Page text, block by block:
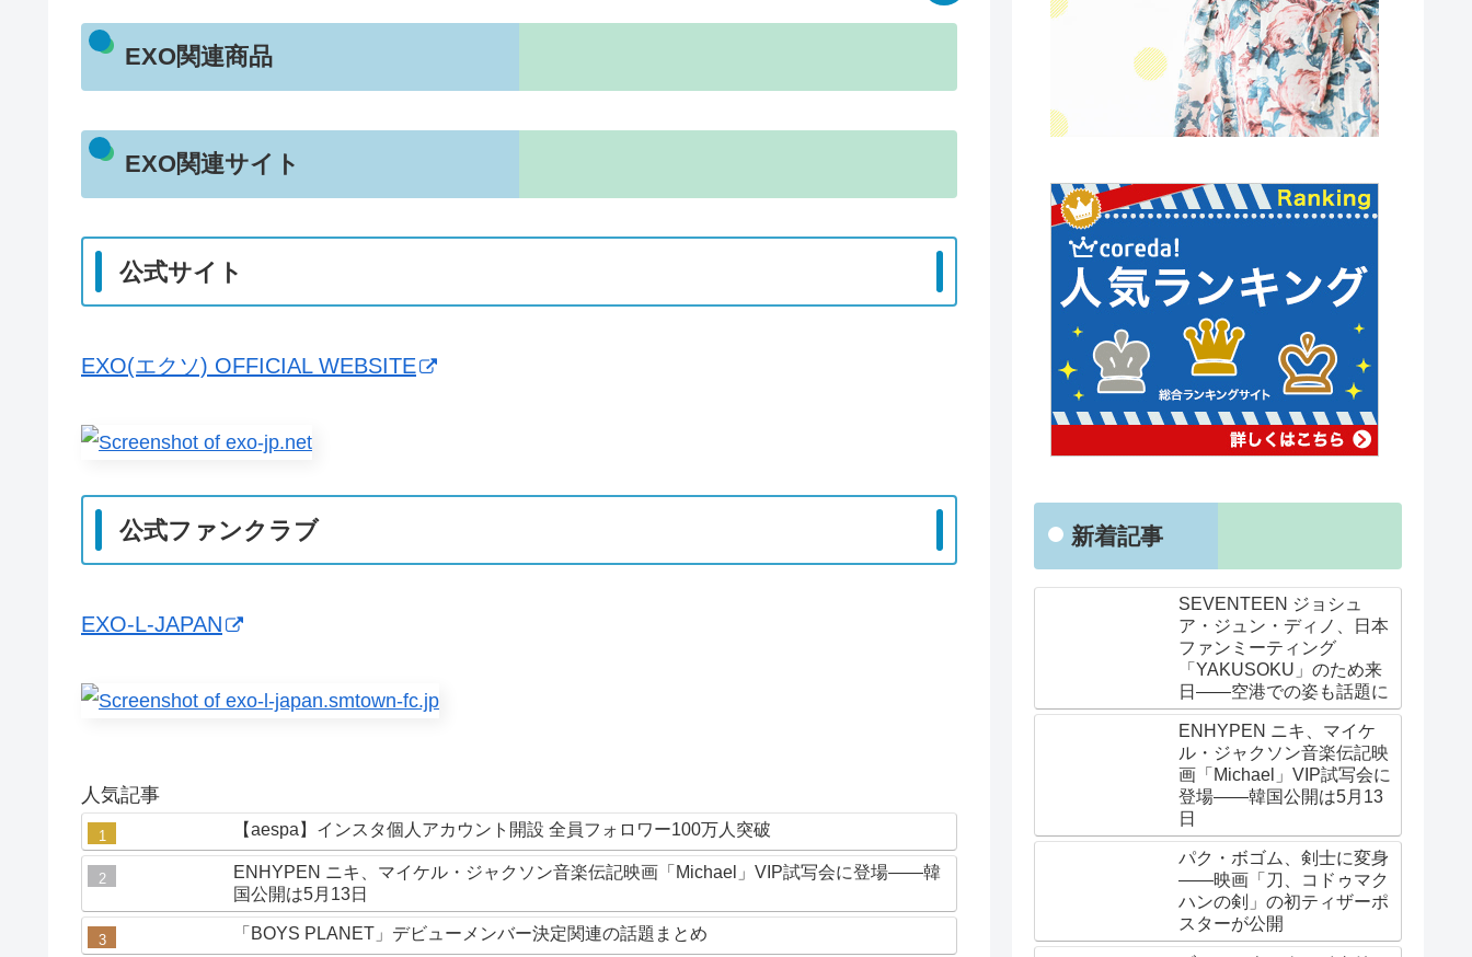
EXO関連商品
EXO関連サイト
公式サイト
EXO(エクソ) OFFICIAL WEBSITE
公式ファンクラブ
EXO-L-JAPAN
人気記事
【aespa】インスタ個人アカウント開設 全員フォロワー100万人突破
ENHYPEN ニキ、マイケル・ジャクソン音楽伝記映画「Michael」VIP試写会に登場——韓
国公開は5月13日
「BOYS PLANET」デビューメンバー決定関連の話題まとめ
新着記事
SEVENTEEN ジョシュ
ア・ジュン・ディノ、日本
ファンミーティング
「YAKUSOKU」のため来
日——空港での姿も話題に
ENHYPEN ニキ、マイケ
ル・ジャクソン音楽伝記映
画「Michael」VIP試写会に
登場——韓国公開は5月13
日
パク・ボゴム、剣士に変身
——映画「刀、コドゥマク
ハンの剣」の初ティザーポ
スターが公開